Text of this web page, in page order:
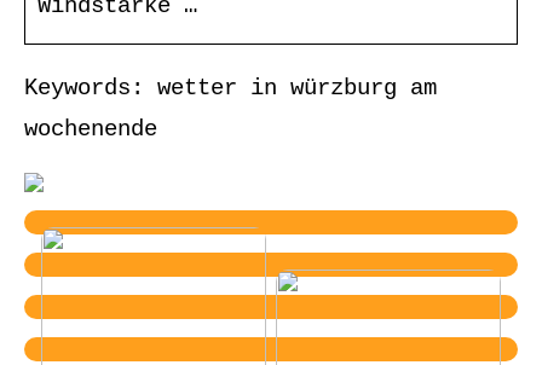
Windstärke …
Keywords: wetter in würzburg am
wochenende